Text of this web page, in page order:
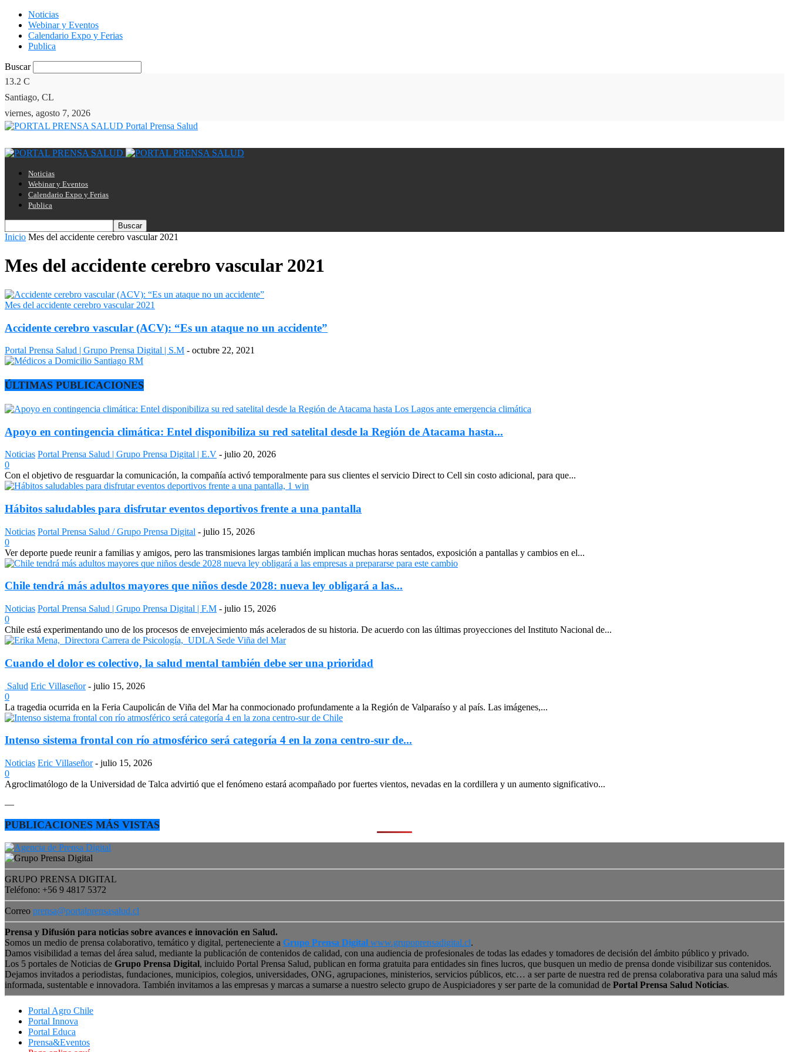
Noticias
Webinar y Eventos
Calendario Expo y Ferias
Publica
Buscar
13.2 C
Santiago, CL
viernes, agosto 7, 2026
Portal Prensa Salud
Noticias
Webinar y Eventos
Calendario Expo y Ferias
Publica
Inicio Mes del accidente cerebro vascular 2021
Mes del accidente cerebro vascular 2021
Mes del accidente cerebro vascular 2021
Accidente cerebro vascular (ACV): “Es un ataque no un accidente”
Portal Prensa Salud | Grupo Prensa Digital | S.M - octubre 22, 2021
ÚLTIMAS PUBLICACIONES
Apoyo en contingencia climática: Entel disponibiliza su red satelital desde la Región de Atacama hasta...
Noticias Portal Prensa Salud | Grupo Prensa Digital | E.V - julio 20, 2026
0
Con el objetivo de resguardar la comunicación, la compañía activó temporalmente para sus clientes el servicio Direct to Cell sin costo adicional, para que...
Hábitos saludables para disfrutar eventos deportivos frente a una pantalla
Noticias Portal Prensa Salud / Grupo Prensa Digital - julio 15, 2026
0
Ver deporte puede reunir a familias y amigos, pero las transmisiones largas también implican muchas horas sentados, exposición a pantallas y cambios en el...
Chile tendrá más adultos mayores que niños desde 2028: nueva ley obligará a las...
Noticias Portal Prensa Salud | Grupo Prensa Digital | F.M - julio 15, 2026
0
Chile está experimentando uno de los procesos de envejecimiento más acelerados de su historia. De acuerdo con las últimas proyecciones del Instituto Nacional de...
Cuando el dolor es colectivo, la salud mental también debe ser una prioridad
Salud Eric Villaseñor - julio 15, 2026
0
La tragedia ocurrida en la Feria Caupolicán de Viña del Mar ha conmocionado profundamente a la Región de Valparaíso y al país. Las imágenes,...
Intenso sistema frontal con río atmosférico será categoría 4 en la zona centro-sur de...
Noticias Eric Villaseñor - julio 15, 2026
0
Agroclimatólogo de la Universidad de Talca advirtió que el fenómeno estará acompañado por fuertes vientos, nevadas en la cordillera y un aumento significativo...
—
PUBLICACIONES MÁS VISTAS
GRUPO PRENSA DIGITAL
Teléfono: +56 9 4817 5372
Correo prensa@portalprensasalud.cl
Prensa y Difusión para noticias sobre avances e innovación en Salud.
Somos un medio de prensa colaborativo, temático y digital, perteneciente a Grupo Prensa Digital www.grupoprensadigital.cl.
Damos visibilidad a temas del área salud, mediante la publicación de contenidos de calidad, con una audiencia de profesionales de todas las edades y tomadores de decisión del ámbito público y privado.
Los 5 portales de Noticias de Grupo Prensa Digital, incluido Portal Prensa Salud, publican en forma gratuita para entidades sin fines lucros, que busquen un medio de prensa donde visibilizar sus contenidos.
Dejamos invitados a periodistas, fundaciones, municipios, colegios, universidades, ONG, agrupaciones, ministerios, servicios públicos, etc… a ser parte de nuestra red de prensa colaborativa para una salud más
informada, sustentable e innovadora. También invitamos a las empresas y marcas a sumarse a nuestro selecto grupo de Auspiciadores y ser parte de la comunidad de Portal Prensa Salud Noticias.
Portal Agro Chile
Portal Innova
Portal Educa
Prensa&Eventos